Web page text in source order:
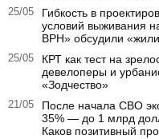
25/05
Гибкость в
условий выживания
ВРН» обсудили
25/05
КРТ как тест на
девелоперы и
«Зодчество»
21/05
После начала СВО
35% — до 1 млрд
Каков позитивный